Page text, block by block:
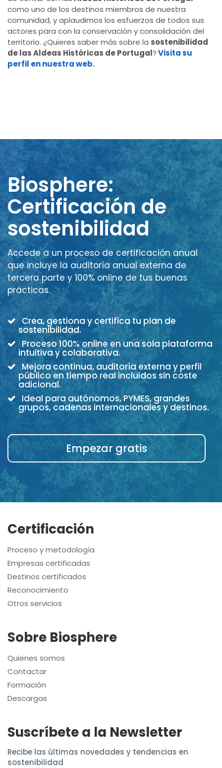
como uno de los destinos miembros de nuestra
comunidad, y aplaudimos los esfuerzos de todos sus
actores para con la conservación y consolidación del
territorio. ¿Quieres saber más sobre la sostenibilidad
de las Aldeas Históricas de Portugal?Visita su
perfil en nuestra web.
Biosphere:
Certificación de
sostenibilidad
Accede a un proceso de certificación anual
que incluye la auditoría anual externa de
tercera parte y 100% online de tus buenas
prácticas.
Crea, gestiona y certifica tu plan de
sostenibilidad.
Proceso 100% online en una sola plataforma
intuitiva y colaborativa.
Mejora continua, auditoría externa y perfil
público en tiempo real incluidos sin coste
adicional.
Ideal para autónomos, PYMES, grandes
grupos, cadenas internacionales y destinos.
Empezar gratis
Certificación
Proceso y metodología
Empresas certificadas
Destinos certificados
Reconocimiento
Otros servicios
Sobre Biosphere
Quienes somos
Contactar
Formación
Descargas
Suscríbete a la Newsletter
Recibe las últimas novedades y tendencias en
sostenibilidad